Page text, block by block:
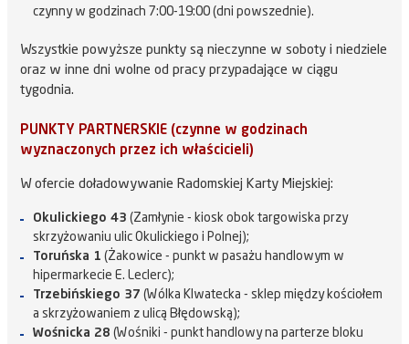
czynny w godzinach 7:00-19:00 (dni powszednie).
Wszystkie powyższe punkty są nieczynne w soboty i niedziele
oraz w inne dni wolne od pracy przypadające w ciągu
tygodnia.
PUNKTY PARTNERSKIE (czynne w godzinach
wyznaczonych przez ich właścicieli)
W ofercie doładowywanie Radomskiej Karty Miejskiej:
Okulickiego 43 (Zamłynie - kiosk obok targowiska przy
skrzyżowaniu ulic Okulickiego i Polnej);
Toruńska 1 (Żakowice - punkt w pasażu handlowym w
hipermarkecie E. Leclerc);
Trzebińskiego 37 (Wólka Klwatecka - sklep między kościołem
a skrzyżowaniem z ulicą Błędowską);
Wośnicka 28 (Wośniki - punkt handlowy na parterze bloku